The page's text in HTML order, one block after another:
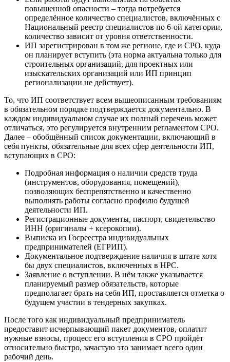
повышенной опасности – тогда потребуется
определённое количество специалистов, включённых с
Национальный реестр специалистов по 6-ой категории,
количество зависит от уровня ответственности.
ИП зарегистрирован в том же регионе, где и СРО, куда
он планирует вступить (эта норма актуальна только для
строительных организаций, для проектных или
изыскательских организаций или ИП принцип
регионализации не действует).
То, что ИП соответствует всем вышеописанным требованиям
в обязательном порядке подтверждается документально. В
каждом индивидуальном случае их полный перечень может
отличаться, это регулируется внутренним регламентом СРО.
Далее – обобщённый список документации, включающий в
себя пункты, обязательные для всех сфер деятельности ИП,
вступающих в СРО:
Подробная информация о наличии средств труда
(инструментов, оборудования, помещений),
позволяющих беспрепятственно и качественно
выполнять работы согласно профилю будущей
деятельности ИП.
Регистрационные документы, паспорт, свидетельство
ИНН (оригиналы + ксерокопии).
Выписка из Госреестра индивидуальных
предпринимателей (ЕГРИП).
Документальное подтверждение наличия в штате хотя
бы двух специалистов, включенных в НРС.
Заявление о вступлении. В нём также указывается
планируемый размер обязательств, которые
предполагает брать на себя ИП, проставляется отметка о
будущем участии в тендерных закупках.
После того как индивидуальный предприниматель
предоставит исчерпывающий пакет документов, оплатит
нужные взносы, процесс его вступления в СРО пройдёт
относительно быстро, зачастую это занимает всего один
рабочий день.